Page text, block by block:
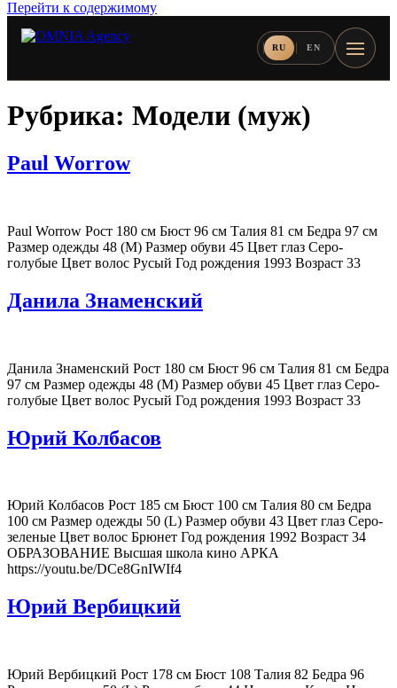
Перейти к содержимому
RU EN
Рубрика: Модели (муж)
Paul Worrow
Paul Worrow Рост 180 см Бюст 96 см Талия 81 см Бедра 97 см
Размер одежды 48 (M) Размер обуви 45 Цвет глаз Серо-
голубые Цвет волос Русый Год рождения 1993 Возраст 33
Данила Знаменский
Данила Знаменский Рост 180 см Бюст 96 см Талия 81 см Бедра
97 см Размер одежды 48 (M) Размер обуви 45 Цвет глаз Серо-
голубые Цвет волос Русый Год рождения 1993 Возраст 33
Юрий Колбасов
Юрий Колбасов Рост 185 см Бюст 100 см Талия 80 см Бедра
100 см Размер одежды 50 (L) Размер обуви 43 Цвет глаз Серо-
зеленые Цвет волос Брюнет Год рождения 1992 Возраст 34
ОБРАЗОВАНИЕ Высшая школа кино АРКА
https://youtu.be/DCe8GnIWIf4
Юрий Вербицкий
Юрий Вербицкий Рост 178 см Бюст 108 Талия 82 Бедра 96